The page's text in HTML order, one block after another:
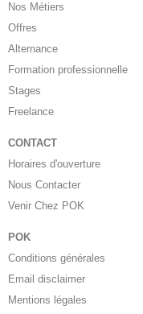
Nos Métiers
Offres
Alternance
Formation professionnelle
Stages
Freelance
CONTACT
Horaires d'ouverture
Nous Contacter
Venir Chez POK
POK
Conditions générales
Email disclaimer
Mentions légales